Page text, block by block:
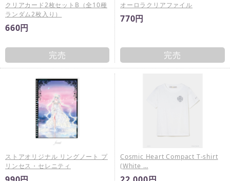
クリアカード2枚セットB（全10種
ランダム2枚入り）
660円
完売
オーロラクリアファイル
770円
完売
ストアオリジナル リングノート プ
リンセス・セレニティ
Cosmic Heart Compact T-shirt
(White …